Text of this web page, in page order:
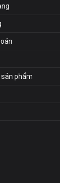
phẩm